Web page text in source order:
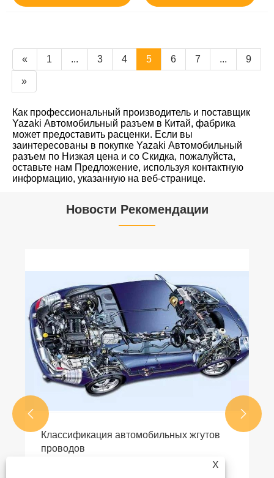
« 1 ... 3 4 5 6 7 ... 9
»
Как профессиональный производитель и поставщик
Yazaki Автомобильный разъем в Китай, фабрика
может предоставить расценки. Если вы
заинтересованы в покупке Yazaki Автомобильный
разъем по Низкая цена и со Скидка, пожалуйста,
оставьте нам Предложение, используя контактную
информацию, указанную на веб-странице.
Новости Рекомендации
жгутов
 
X